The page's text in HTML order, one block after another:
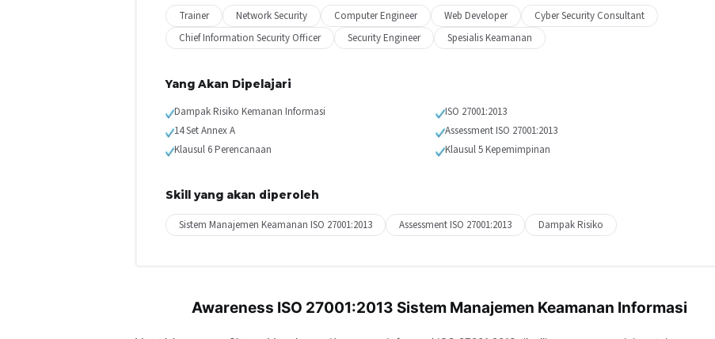
Trainer Network Security Computer Engineer Web Developer
Cyber Security Consultant
Chief Information Security Officer
Security Engineer Spesialis Keamanan
Yang Akan Dipelajari
Dampak Risiko Kemanan Informasi
ISO 27001:2013
14 Set Annex A
Assessment ISO 27001:2013
Klausul 6 Perencanaan
Klausul 5 Kepemimpinan
Skill yang akan diperoleh
Sistem Manajemen Keamanan ISO 27001:2013 Assessment ISO 27001:2013 Dampak Risiko
Awareness ISO 27001:2013 Sistem Manajemen Keamanan Informasi